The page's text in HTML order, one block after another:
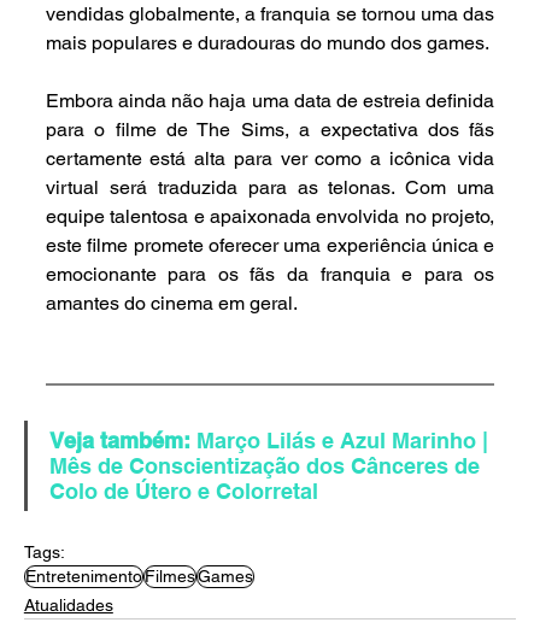
vendidas globalmente, a franquia se tornou uma das
mais populares e duradouras do mundo dos games.
Embora ainda não haja uma data de estreia definida
para o filme de The Sims, a expectativa dos fãs
certamente está alta para ver como a icônica vida
virtual será traduzida para as telonas. Com uma
equipe talentosa e apaixonada envolvida no projeto,
este filme promete oferecer uma experiência única e
emocionante para os fãs da franquia e para os
amantes do cinema em geral.
Veja também: Março Lilás e Azul Marinho |
Mês de Conscientização dos Cânceres de
Colo de Útero e Colorretal
Tags:
EntretenimentoFilmesGames
Atualidades